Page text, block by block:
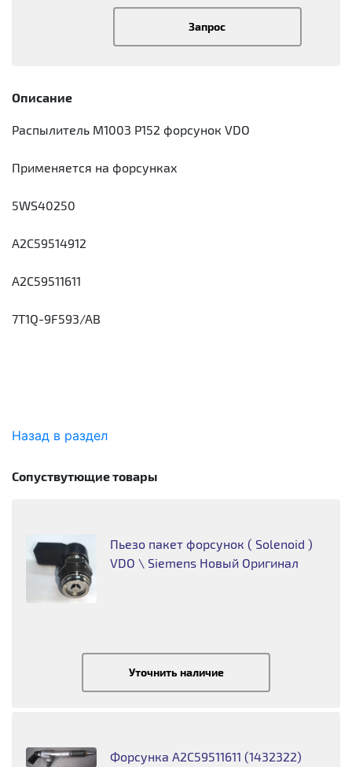
Запрос
Описание
Распылитель M1003 P152 форсунок VDO
Применяется на форсунках
5WS40250
A2C59514912
A2C59511611
7T1Q-9F593/AB
Назад в раздел
Сопуствутющие товары
Пьезо пакет форсунок ( Solenoid )
VDO \ Siemens Новый Оригинал
Уточнить наличие
Форсунка A2C59511611 (1432322)